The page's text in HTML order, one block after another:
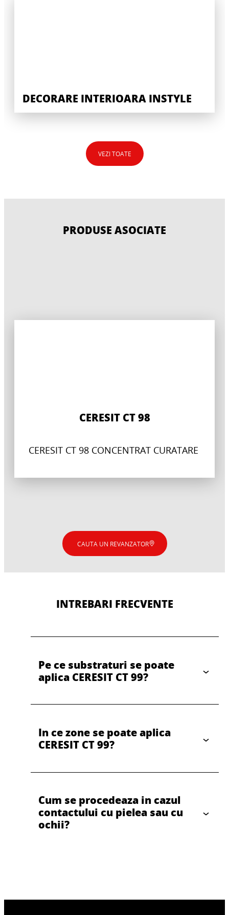
DECORARE INTERIOARA INSTYLE
VEZI TOATE
PRODUSE ASOCIATE
CERESIT CT 98
CERESIT CT 98 CONCENTRAT CURATARE
CERESIT CT 54 SILICATE AERO - VOPSEA
CERESIT CT 48
CERESIT CT 49
CAUTA UN REVANZATOR
INTREBARI FRECVENTE
Pe ce substraturi se poate
aplica CERESIT CT 99?
In ce zone se poate aplica
CERESIT CT 99?
Cum se procedeaza in cazul
contactului cu pielea sau cu
ochii?